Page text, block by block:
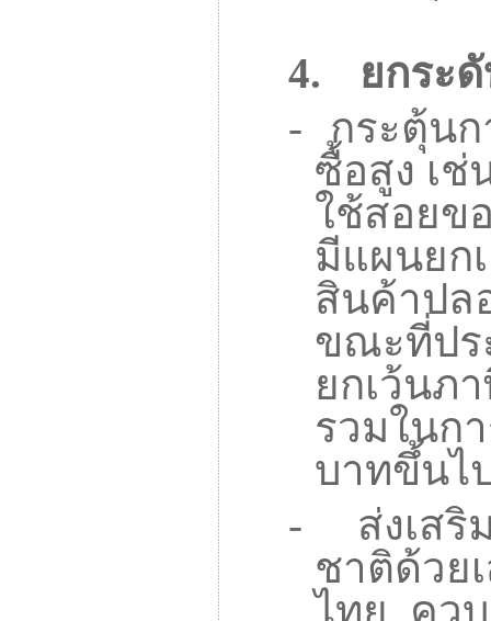
4.
ยกระ
-
กระตุ้นก
ซื้อสูง เช่
ใช้สอยข
มีแผนยก
สินค้าปล
ขณะที่ปร
ยกเว้นภ
รวมในก
บาทขึ้นไ
-
ส่งเส
ชาติด้วย
ไทย ควบ